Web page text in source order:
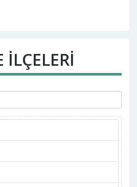
İLÇELERİ